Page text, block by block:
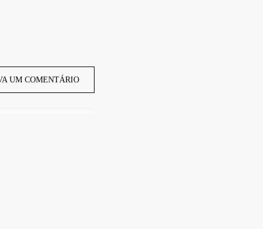
UM COMENTÁRIO